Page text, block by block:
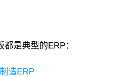
是典型的ERP：
造ERP